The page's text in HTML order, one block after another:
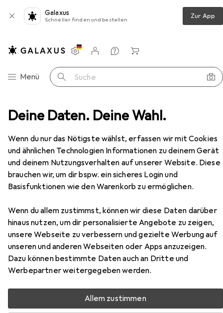
Deine Daten. Deine Wahl.
Wenn du nur das Nötigste wählst, erfassen wir mit Cookies
und ähnlichen Technologien Informationen zu deinem Gerät
und deinem Nutzungsverhalten auf unserer Website. Diese
brauchen wir, um dir bspw. ein sicheres Login und
Basisfunktionen wie den Warenkorb zu ermöglichen.
Wenn du allem zustimmst, können wir diese Daten darüber
hinaus nutzen, um dir personalisierte Angebote zu zeigen,
unsere Webseite zu verbessern und gezielte Werbung auf
unseren und anderen Webseiten oder Apps anzuzeigen.
Dazu können bestimmte Daten auch an Dritte und
Werbepartner weitergegeben werden.
Allem zustimmen
Galaxus
Schneller finden und bestellen Zur App
Navigation nach Kategorien
Menü Suche
Einstellungen
Kundenkonto
Vergleichslisten
Merklisten
Warenkorb
Profil + Stange Vitris Profilset Aquant 40
EUR
869,– 354,69/1m
Vitris Profilset Aquant 40
Zubehör für Vitris Profilset
Aquant 40
Hier findest du passendes Zubehör zum Produkt Vitris
Profilset Aquant 40 aus den Kategorien Zubehör
Türbeschlag, Profil + Stange und Türgriff + Türgarnitur.
Beliebt Zubehör Türbeschlag Profil + Stange